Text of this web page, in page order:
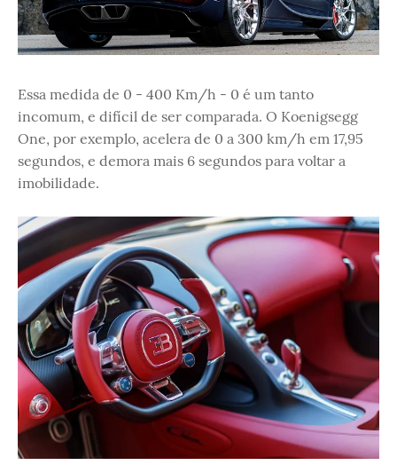
Essa medida de 0 - 400 Km/h - 0 é um tanto
incomum, e difícil de ser comparada. O Koenigsegg
One, por exemplo, acelera de 0 a 300 km/h em 17,95
segundos, e demora mais 6 segundos para voltar a
imobilidade.